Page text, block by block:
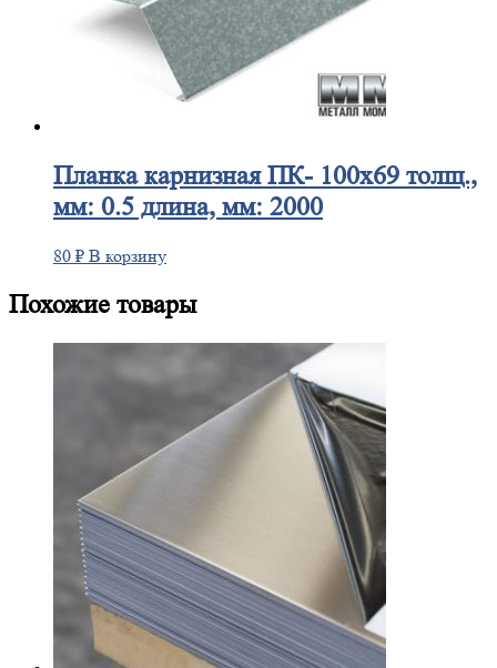
Планкакарнизная ПК- 100х69 толщ.,
мм: 0.5 длина, мм: 2000
80 ₽ В корзину
Похожие товары